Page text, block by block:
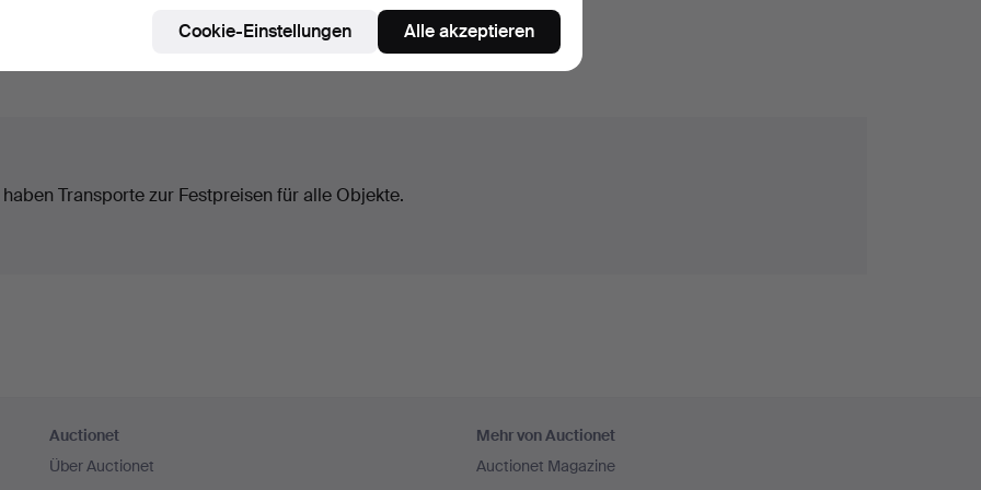
Transporte zur Festpreisen für alle Objekte.
Auctionet
Über Auctionet
Mehr von Auctionet
Auctionet Magazine
Cookie-Einstellungen Alle akzeptieren